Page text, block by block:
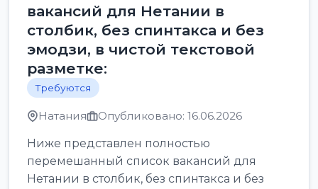
вакансий для Нетании в
столбик, без спинтакса и без
эмодзи, в чистой текстовой
разметке:
Требуются
Натания Опубликовано: 16.06.2026
Ниже представлен полностью
перемешанный список вакансий для
Нетании в столбик, без спинтакса и без